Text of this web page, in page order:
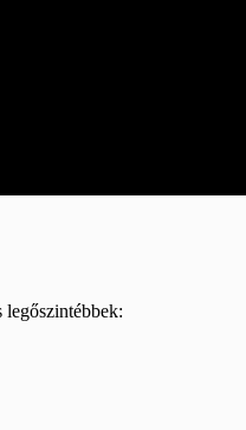
legőszintébbek: